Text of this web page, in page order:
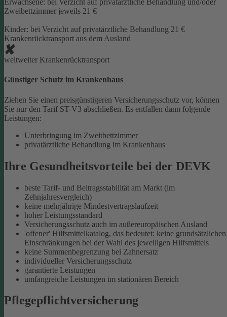
Erwachsene: bei Verzicht auf privatärztliche Behandlung und/oder
Zweibettzimmer jeweils 21 €
Kinder: bei Verzicht auf privatärztliche Behandlung 21 €
Krankenrücktransport aus dem Ausland
weltweiter Krankenrücktransport
Günstiger Schutz im Krankenhaus
Ziehen Sie einen preisgünstigeren Versicherungsschutz vor, können
Sie nur den Tarif ST-V3 abschließen. Es entfallen dann folgende
Leistungen:
Unterbringung im Zweitbettzimmer
privatärztliche Behandlung im Krankenhaus
Ihre Gesundheitsvorteile bei der DEVK
beste Tarif- und Beitragsstabilität am Markt (im
Zehnjahresvergleich)
keine mehrjährige Mindestvertragslaufzeit
hoher Leistungsstandard
Versicherungsschutz auch im außereuropäischen Ausland
'offener' Hilfsmittelkatalog, das bedeutet: keine grundsätzlichen
Einschränkungen bei der Wahl des jeweiligen Hilfsmittels
keine Summenbegrenzung bei Zahnersatz
individueller Versicherungsschutz
garantierte Leistungen
umfangreiche Leistungen im stationären Bereich
Pflegepflichtversicherung